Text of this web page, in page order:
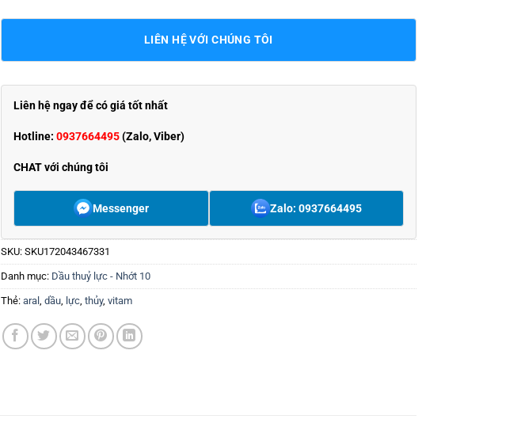
LIÊN HỆ VỚI CHÚNG TÔI
Liên hệ ngay để có giá tốt nhất
Hotline: 0937664495(Zalo, Viber)
CHAT với chúng tôi
Messenger Zalo: 0937664495
SKU: SKU172043467331
Danh mục: Dầu thuỷ lực - Nhớt 10
Thẻ: aral , dầu, lực, thủy, vitam